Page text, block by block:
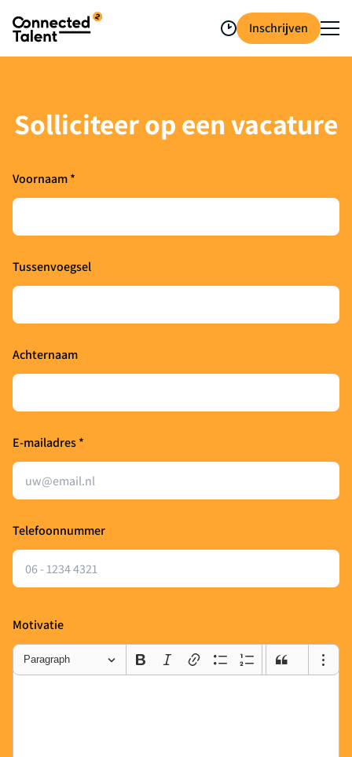
Inschrijven
Solliciteer op een vacature
Voornaam *
Tussenvoegsel
Achternaam
E-mailadres *
Telefoonnummer
Motivatie
Paragraph